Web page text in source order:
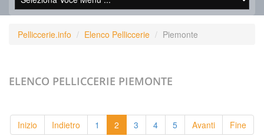
Pelliccerie.info Elenco Pelliccerie Piemonte
ELENCO PELLICCERIE PIEMONTE
Inizio Indietro 1 2 3 4 5 Avanti Fine